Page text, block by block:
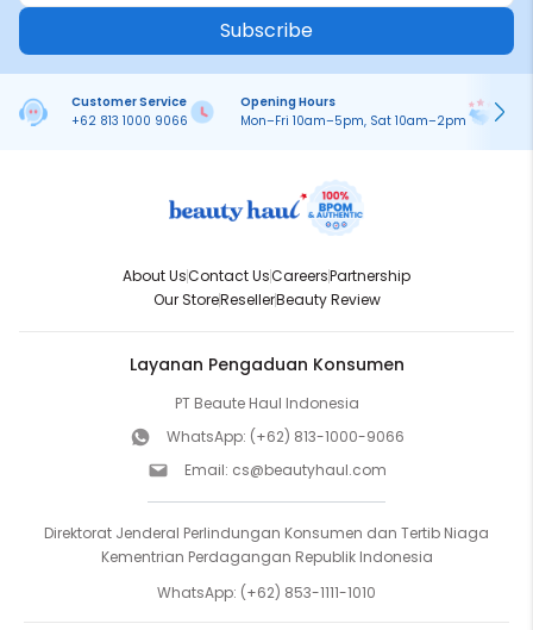
Subscribe
Customer Service
+62 813 1000 9066
Opening Hours
Mon–Fri 10am–5pm, Sat 10am–2pm
About UsContact UsCareersPartnership
Our StoreResellerBeauty Review
Layanan Pengaduan Konsumen
PT Beaute Haul Indonesia
WhatsApp: (+62) 813-1000-9066
Email: cs@beautyhaul.com
Direktorat Jenderal Perlindungan Konsumen dan Tertib Niaga
Kementrian Perdagangan Republik Indonesia
WhatsApp: (+62) 853-1111-1010